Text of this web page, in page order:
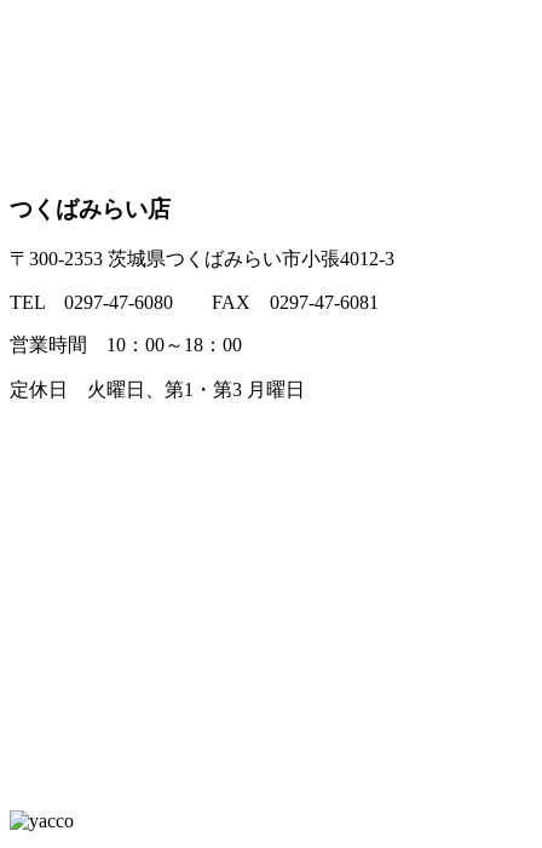
つくばみらい店
〒300-2353 茨城県つくばみらい市小張4012-3
TEL 0297-47-6080 FAX 0297-47-6081
営業時間 10：00～18：00
定休日 火曜日、第1・第3 月曜日